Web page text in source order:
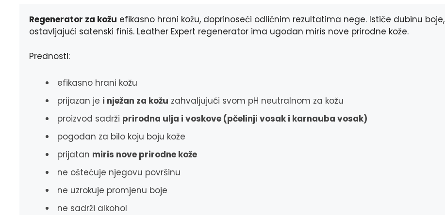
k
e
r
p
Regenerator za kožu efikasno hrani kožu, doprinoseći odličnim rezultatima nege. Ističe dubinu boje,
ostavljajući satenski finiš. Leather Expert regenerator ima ugodan miris nove prirodne kože.
Prednosti:
efikasno hrani kožu
prijazan je i nježan za kožu zahvaljujući svom pH neutralnom za kožu
proizvod sadrži prirodna ulja i voskove (pčelinji vosak i karnauba vosak)
pogodan za bilo koju boju kože
prijatan miris nove prirodne kože
ne oštećuje njegovu površinu
ne uzrokuje promjenu boje
ne sadrži alkohol